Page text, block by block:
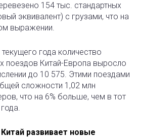
154 тыс. стандартных
эквивалент) с грузами, что на
выражении.
года количество
поездов Китай-Европа выросло
до 10 575. Этими поездами
сложности 1,02 млн
что на 6% больше, чем в тот
Китай развивает новые